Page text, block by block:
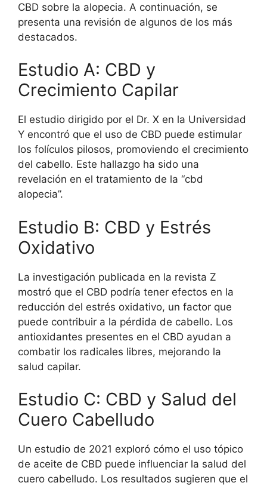
CBD sobre la alopecia. A continuación, se
presenta una revisión de algunos de los más
destacados.
Estudio A: CBD y
Crecimiento Capilar
El estudio dirigido por el Dr. X en la Universidad
Y encontró que el uso de CBD puede estimular
los folículos pilosos, promoviendo el crecimiento
del cabello. Este hallazgo ha sido una
revelación en el tratamiento de la “cbd
alopecia”.
Estudio B: CBD y Estrés
Oxidativo
La investigación publicada en la revista Z
mostró que el CBD podría tener efectos en la
reducción del estrés oxidativo, un factor que
puede contribuir a la pérdida de cabello. Los
antioxidantes presentes en el CBD ayudan a
combatir los radicales libres, mejorando la
salud capilar.
Estudio C: CBD y Salud del
Cuero Cabelludo
Un estudio de 2021 exploró cómo el uso tópico
de aceite de CBD puede influenciar la salud del
cuero cabelludo. Los resultados sugieren que el